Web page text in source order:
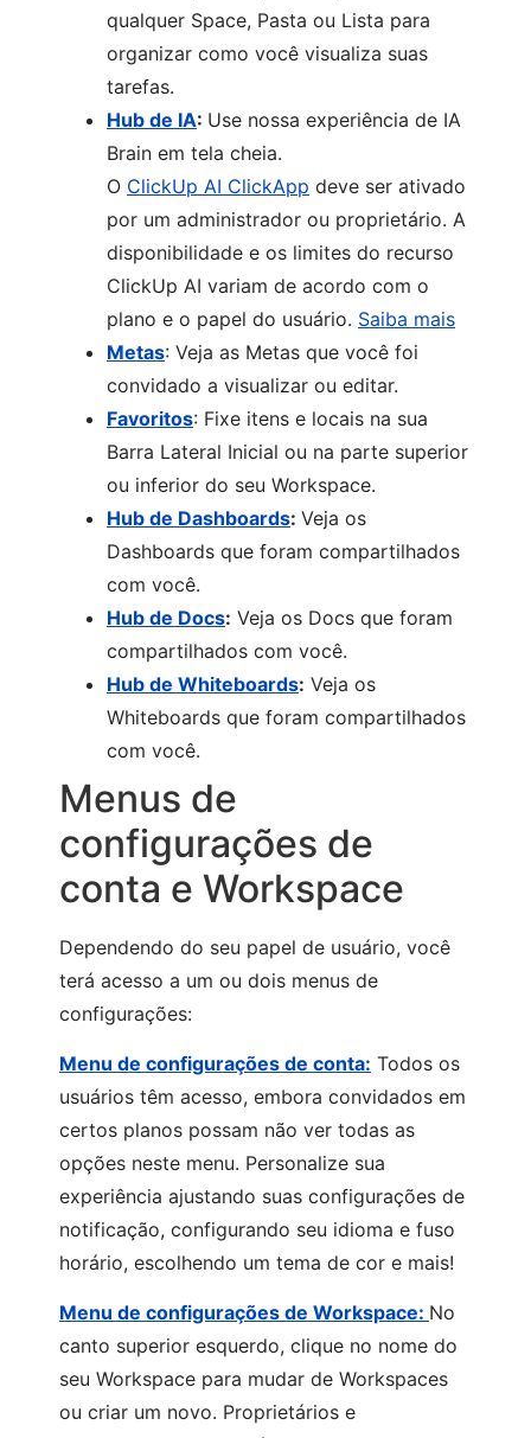
qualquer Space, Pasta ou Lista para
organizar como você visualiza suas
tarefas.
Hub de IA: Use nossa experiência de IA
Brain em tela cheia.
O ClickUp AI ClickApp deve ser ativado
por um administrador ou proprietário. A
disponibilidade e os limites do recurso
ClickUp AI variam de acordo com o
plano e o papel do usuário. Saiba mais
Metas: Veja as Metas que você foi
convidado a visualizar ou editar.
Favoritos: Fixe itens e locais na sua
Barra Lateral Inicial ou na parte superior
ou inferior do seu Workspace.
Hub de Dashboards: Veja os
Dashboards que foram compartilhados
com você.
Hub de Docs: Veja os Docs que foram
compartilhados com você.
Hub de Whiteboards: Veja os
Whiteboards que foram compartilhados
com você.
Menus de
configurações de
conta e Workspace
Dependendo do seu papel de usuário, você
terá acesso a um ou dois menus de
configurações:
Menu de configurações de conta: Todos os
usuários têm acesso, embora convidados em
certos planos possam não ver todas as
opções neste menu. Personalize sua
experiência ajustando suas configurações de
notificação, configurando seu idioma e fuso
horário, escolhendo um tema de cor e mais!
Menu de configurações de Workspace: No
canto superior esquerdo, clique no nome do
seu Workspace para mudar de Workspaces
ou criar um novo. Proprietários e